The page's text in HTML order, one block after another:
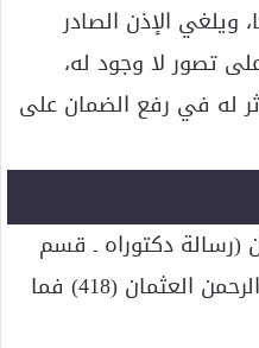
ويلغي الإذن الصادر
تصور لا وجود له،
له في رفع الضمان على
(رسالة دكتوراه ـ قسم
الفقه ـ كلية الشريعة) د.عبدالرحمن العثمان (418) فما